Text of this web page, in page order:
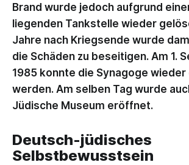
Brand wurde jedoch aufgrund
liegenden Tankstelle wieder
Jahre nach Kriegsende wurde
die Schäden zu beseitigen. Am 1.
1985 konnte die Synagoge
werden. Am selben Tag wurde
Jüdische Museum eröffnet.
Deutsch-jüdisches
Selbstbewusstsein